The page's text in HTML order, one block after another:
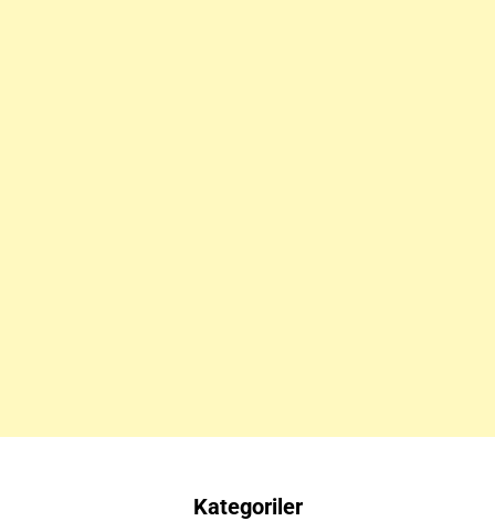
Kategoriler